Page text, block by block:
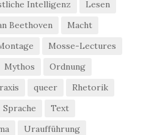
Intelligenz
Lesen
Beethoven
Macht
Mosse-Lectures
Mythos
Ordnung
queer
Rhetorik
Sprache
Text
Uraufführung